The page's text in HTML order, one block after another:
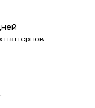
паттернов